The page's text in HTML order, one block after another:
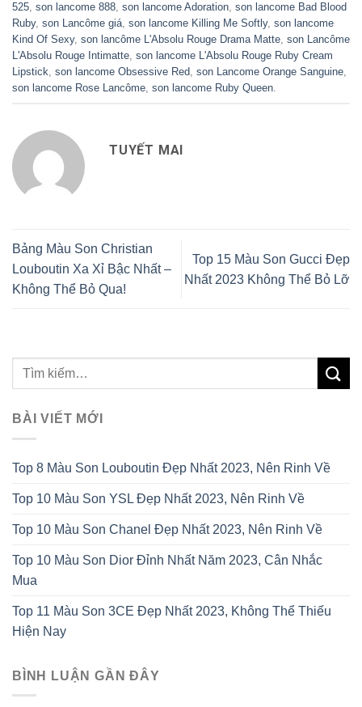
525, son lancome 888, son lancome Adoration, son lancome Bad Blood
Ruby, son Lancôme giá, son lancome Killing Me Softly, son lancome
Kind Of Sexy, son lancôme L'Absolu Rouge Drama Matte, son Lancôme
L'Absolu Rouge Intimatte, son lancome L'Absolu Rouge Ruby Cream
Lipstick, son lancome Obsessive Red, son Lancome Orange Sanguine,
son lancome Rose Lancôme, son lancome Ruby Queen.
TUYẾT MAI
Bảng Màu Son Christian
Louboutin Xa Xỉ Bậc Nhất –
Không Thể Bỏ Qua!
Top 15 Màu Son Gucci Đẹp
Nhất 2023 Không Thể Bỏ Lỡ
BÀI VIẾT MỚI
Top 8 Màu Son Louboutin Đẹp Nhất 2023, Nên Rinh Về
Top 10 Màu Son YSL Đẹp Nhất 2023, Nên Rinh Về
Top 10 Màu Son Chanel Đẹp Nhất 2023, Nên Rinh Về
Top 10 Màu Son Dior Đỉnh Nhất Năm 2023, Cân Nhắc
Mua
Top 11 Màu Son 3CE Đẹp Nhất 2023, Không Thể Thiếu
Hiện Nay
BÌNH LUẬN GẦN ĐÂY